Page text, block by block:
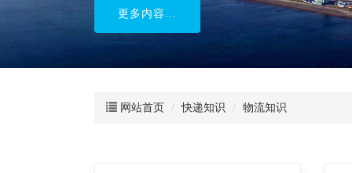
更多内容...
网站首页 快递知识 物流知识